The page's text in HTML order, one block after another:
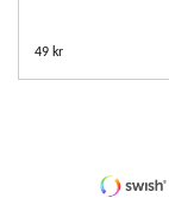
49 kr